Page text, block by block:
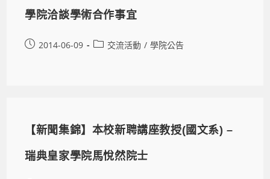
學院洽談學術合作事宜
2014-06-09 交流活動 / 學院公告
【新聞集錦】本校新聘講座教授(國文系) –
瑞典皇家學院馬悅然院士